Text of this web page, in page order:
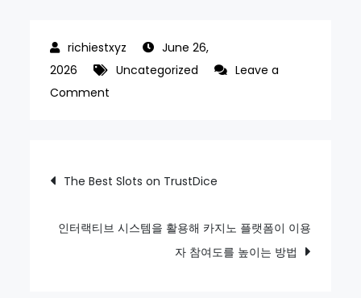
June 26,
2026
Uncategorized
Leave a
Comment
개
이
Post
navigation
The Best Slots on TrustDice
인터랙티브 시스템을 활용해 카지노 플랫폼이 이용
자 참여도를 높이는 방법